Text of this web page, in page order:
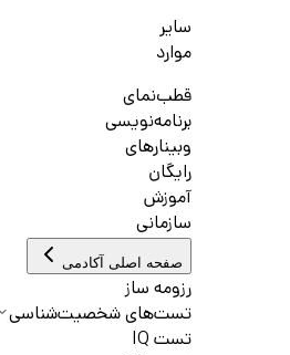
سایر
موارد
قطب‌نمای
برنامه‌نویسی
وبینارهای
رایگان
آموزش
سازمانی
صفحه اصلی آکادمی
رزومه ساز
تست‌های شخصیت‌شناسی
تست IQ